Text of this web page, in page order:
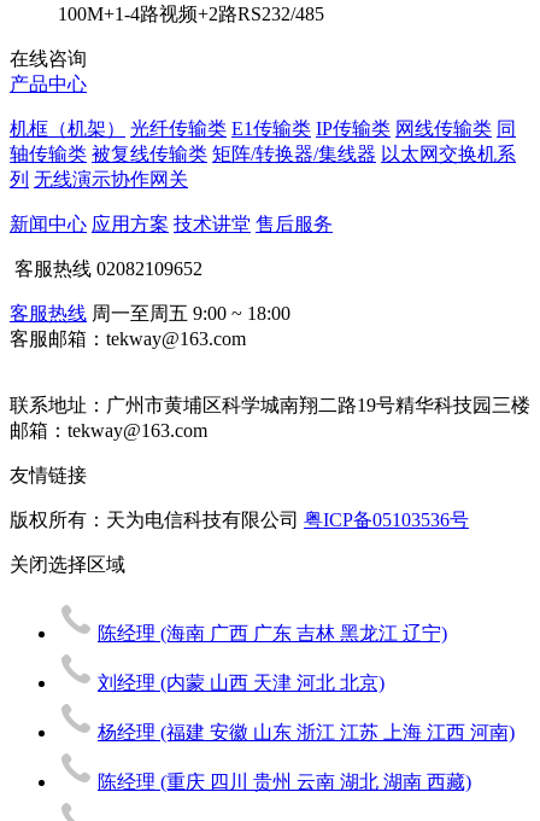
100M+1-4路视频+2路RS232/485
在线咨询
产品中心
机框（机架） 光纤传输类 E1传输类 IP传输类 网线传输类 同
轴传输类 被复线传输类 矩阵/转换器/集线器 以太网交换机系
列 无线演示协作网关
新闻中心 应用方案 技术讲堂 售后服务
客服热线 02082109652
客服热线 周一至周五 9:00 ~ 18:00
客服邮箱：tekway@163.com
联系地址： 广州市黄埔区科学城南翔二路19号精华科技园三楼
邮箱：tekway@163.com
友情链接
版权所有：天为电信科技有限公司 粤ICP备05103536号
关闭选择区域
陈经理 (海南 广西 广东 吉林 黑龙江 辽宁)
刘经理 (内蒙 山西 天津 河北 北京)
杨经理 (福建 安徽 山东 浙江 江苏 上海 江西 河南)
陈经理 (重庆 四川 贵州 云南 湖北 湖南 西藏)